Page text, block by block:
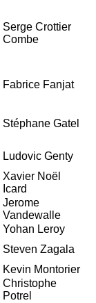
Serge Crottier
Combe
Fabrice Fanjat
Stéphane Gatel
Ludovic Genty
Xavier Noël
Icard
Jerome
Vandewalle
Yohan Leroy
Steven Zagala
Kevin Montorier
Christophe
Potrel